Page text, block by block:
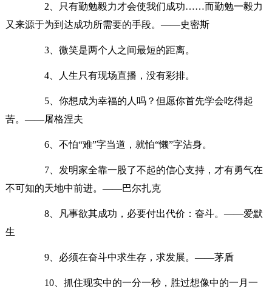
2、只有勤勉毅力才会使我们成功……而勤勉一毅力
又来源于为到达成功所需要的手段。——史密斯
3、微笑是两个人之间最短的距离。
4、人生只有现场直播，没有彩排。
5、你想成为幸福的人吗？但愿你首先学会吃得起
苦。——屠格涅夫
6、不怕“难”字当道，就怕“懒”字沾身。
7、发明家全靠一股了不起的信心支持，才有勇气在
不可知的天地中前进。——巴尔扎克
8、凡事欲其成功，必要付出代价：奋斗。——爱默
生
9、必须在奋斗中求生存，求发展。——茅盾
10、抓住现实中的一分一秒，胜过想像中的一月一